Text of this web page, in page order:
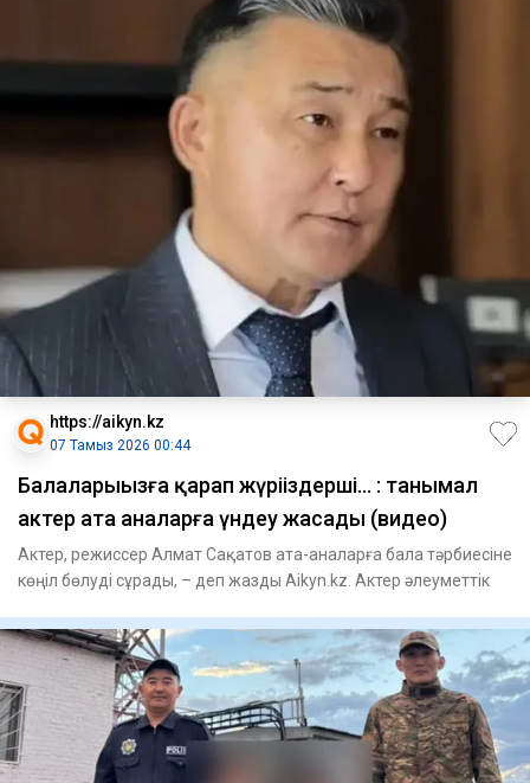
https://aikyn.kz
07 Тамыз 2026 00:44
Балаларыңызға қарап жүріңіздерші... : танымал
актер ата аналарға үндеу жасады (видео)
Актер, режиссер Алмат Сақатов ата-аналарға бала тәрбиесіне
көңіл бөлуді сұрады, – деп жазды Aikyn.kz. Актер әлеуметтік